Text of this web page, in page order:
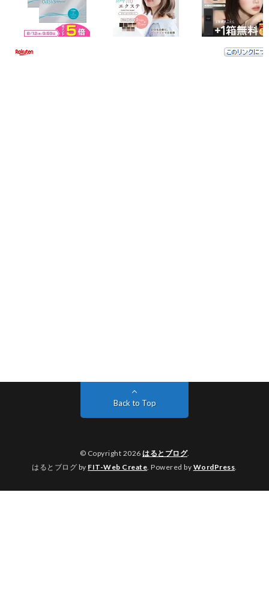
Back to Top
© Copyright 2026 はるとブログ.
はるとブログ by FIT-Web Create . Powered by WordPress